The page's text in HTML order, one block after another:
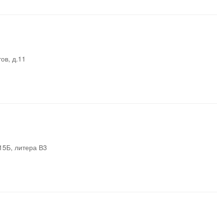
д.11
литера В3